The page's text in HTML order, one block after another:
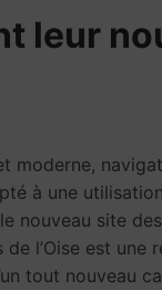
leur
moderne,
à une
nouveau site
l’Oise est une
tout nouveau